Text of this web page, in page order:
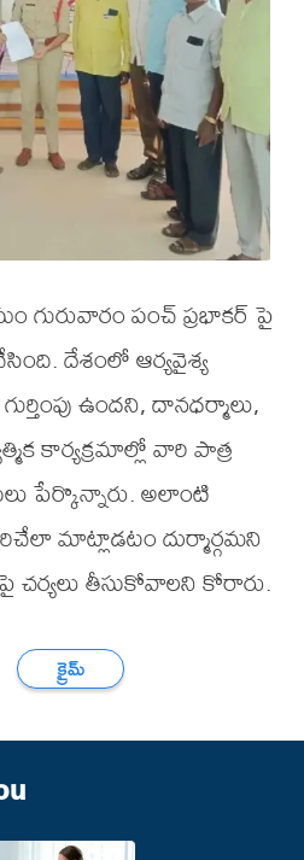
గురువారం పంచ్ ప్రభాకర్ పై
దేశంలో ఆర్యవైశ్య
ఉందని, దానధర్మాలు,
కార్యక్రమాల్లో వారి పాత్ర
పేర్కొన్నారు. అలాంటి
మాట్లాడటం దుర్మార్గమని
చర్యలు తీసుకోవాలని కోరారు.
క్రైమ్